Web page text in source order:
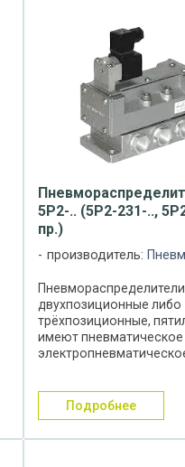
5Р2-.. (5Р2-231-..,
пр.)
производитель:
Пневмораспределители
двухпозиционные либо
трёхпозиционные,
имеют пневматическое
и оборудования и
изменения направления
подробнее